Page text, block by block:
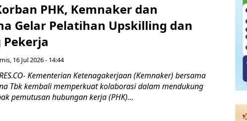
PHK, Kemnaker dan
Gelar Pelatihan Upskilling dan
Pekerja
16 Jul 2026 - 14:44
Kementerian Ketenagakerjaan (Kemnaker) bersama
Tbk kembali memperkuat kolaborasi dalam mendukung
pemutusan hubungan kerja (PHK)...